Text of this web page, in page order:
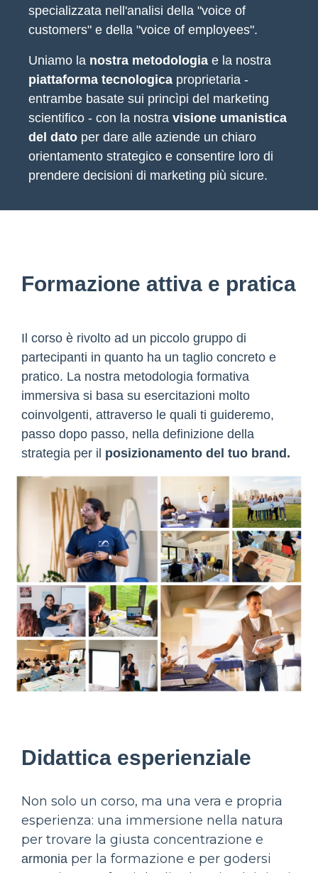
specializzata nell'analisi della "voice of
customers" e della "voice of employees".
Uniamo la nostra metodologia e la nostra
piattaforma tecnologica proprietaria -
entrambe basate sui princìpi del marketing
scientifico - con la nostra visione umanistica
del dato per dare alle aziende un chiaro
orientamento strategico e consentire loro di
prendere decisioni di marketing più sicure.
Formazione attiva e pratica
Il corso è rivolto ad un piccolo gruppo di
partecipanti in quanto ha un taglio concreto e
pratico. La nostra metodologia formativa
immersiva si basa su esercitazioni molto
coinvolgenti, attraverso le quali ti guideremo,
passo dopo passo, nella definizione della
strategia per il posizionamento del tuo brand.
Didattica esperienziale
Non solo un corso, ma una vera e propria
esperienza: una immersione nella natura
per trovare la giusta concentrazione e
armonia per la formazione e per godersi